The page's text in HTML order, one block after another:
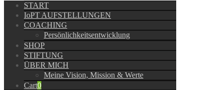
START
IoPT AUFSTELLUNGEN
COACHING
Persönlichkeitsentwicklung
SHOP
STIFTUNG
ÜBER MICH
Meine Vision, Mission & Werte
Cart0